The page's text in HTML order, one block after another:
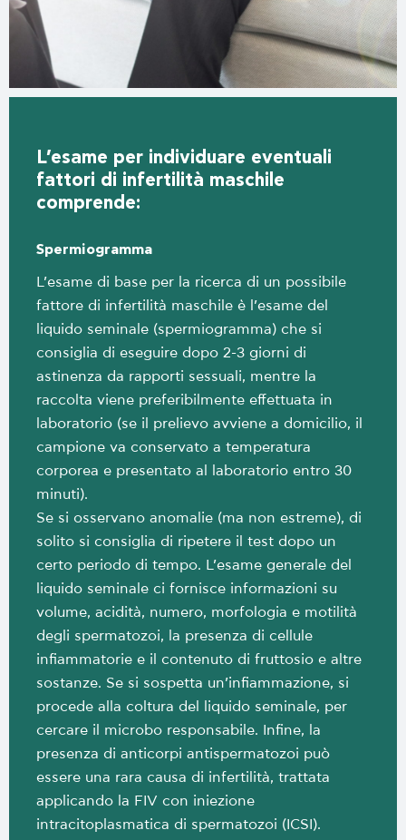
L’esame per individuare eventuali
fattori di infertilità maschile
comprende:
Spermiogramma
L’esame di base per la ricerca di un possibile
fattore di infertilità maschile è l’esame del
liquido seminale (spermiogramma) che si
consiglia di eseguire dopo 2-3 giorni di
astinenza da rapporti sessuali, mentre la
raccolta viene preferibilmente effettuata in
laboratorio (se il prelievo avviene a domicilio, il
campione va conservato a temperatura
corporea e presentato al laboratorio entro 30
minuti).
Se si osservano anomalie (ma non estreme), di
solito si consiglia di ripetere il test dopo un
certo periodo di tempo. L’esame generale del
liquido seminale ci fornisce informazioni su
volume, acidità, numero, morfologia e motilità
degli spermatozoi, la presenza di cellule
infiammatorie e il contenuto di fruttosio e altre
sostanze. Se si sospetta un’infiammazione, si
procede alla coltura del liquido seminale, per
cercare il microbo responsabile. Infine, la
presenza di anticorpi antispermatozoi può
essere una rara causa di infertilità, trattata
applicando la FIV con iniezione
intracitoplasmatica di spermatozoi (ICSI).